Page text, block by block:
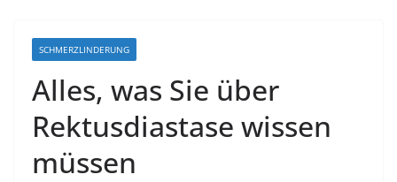
SCHMERZLINDERUNG
Alles, was Sie über
Rektusdiastase wissen
müssen